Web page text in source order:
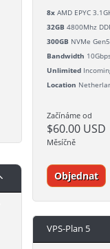
8x AMD EPYC
32GB 4800Mhz
300GB NVMe
Bandwidth
Unlimited
Location
Začínáme od
$60.00 USD
Měsíčně
Objednat
VPS-Plan 5